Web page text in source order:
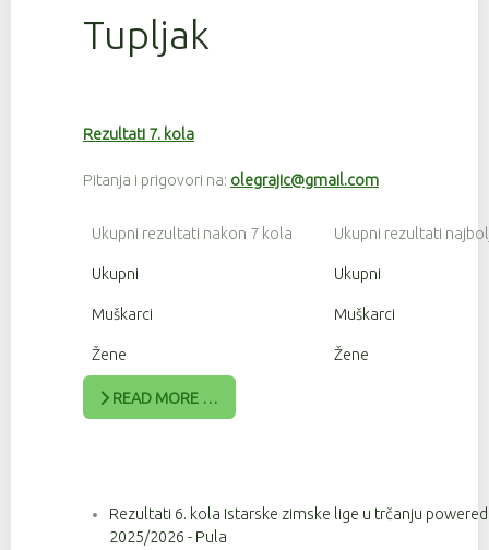
Tupljak
Rezultati 7. kola
Pitanja i prigovori na: olegrajic@gmail.com
Ukupni rezultati nakon 7 kola Ukupni rezultati
Ukupni Ukupni
Muškarci Muškarci
Žene Žene
READ MORE …
Rezultati 6. kola Istarske zimske lige u trčanju
2025/2026 - Pula